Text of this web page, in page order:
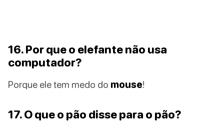
16. Por que o elefante não usa
computador?
Porque ele tem medo do mouse!
17. O que o pão disse para o pão?